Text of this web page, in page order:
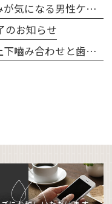
【ホワイトニング症例】歯の色みが気になる男性ケース
のお知らせ
【大人の矯正症例】抜歯を伴う上下嚙み合わせと歯のアーチの修正